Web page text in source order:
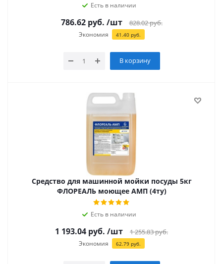
Есть в наличии
786.62руб. /шт 828.02руб.
Экономия 41.40руб.
В корзину
Средство для машинной мойки посуды 5кг
ФЛОРЕАЛЬ моющее АМП (4ту)
Есть в наличии
1 193.04 руб. /шт 1 255.83руб.
Экономия 62.79руб.